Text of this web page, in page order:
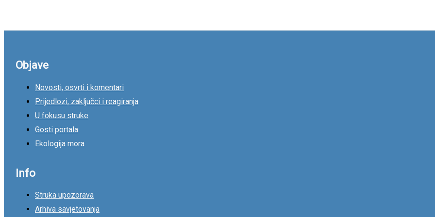
Objave
Novosti, osvrti i komentari
Prijedlozi, zaključci i reagiranja
U fokusu struke
Gosti portala
Ekologija mora
Info
Struka upozorava
Arhiva savjetovanja